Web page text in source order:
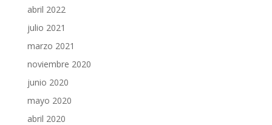
abril 2022
julio 2021
marzo 2021
noviembre 2020
junio 2020
mayo 2020
abril 2020